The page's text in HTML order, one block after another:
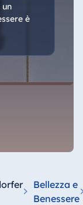
un
è
Bellezza e
Benessere